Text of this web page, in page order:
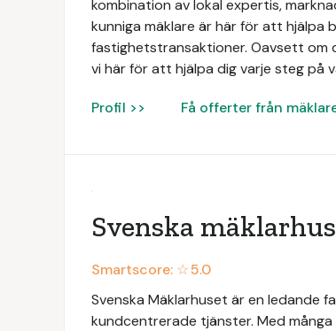
kombination av lokal expertis,
kunniga mäklare är här för att hjälpa
fastighetstransaktioner. Oavsett om
vi här för att hjälpa dig varje steg på
Profil >> Få offerter från
Svenska
Smartscore: ☆5.0
Svenska Mäklarhuset är en ledande
kundcentrerade tjänster. Med